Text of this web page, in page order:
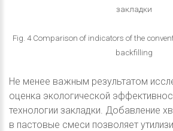
закладки
Fig. 4 Comparison of indicators of the
backfilling
Не менее важным результатом
оценка экологической
технологии закладки. Добавление
в пастовые смеси позволяет